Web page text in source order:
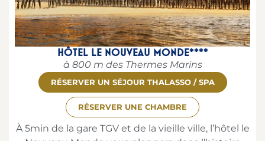
HÔTEL LE NOUVEAU MONDE****
à 800 m des Thermes Marins
RÉSERVER UN SÉJOUR THALASSO / SPA
RÉSERVER UNE CHAMBRE
À 5min de la gare TGV et de la vieille ville, l’hôtel le